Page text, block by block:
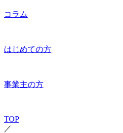
コラム
はじめての方
事業主の方
TOP
／